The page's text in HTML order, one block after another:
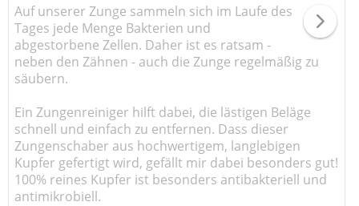
Auf unserer Zunge sammeln sich im Laufe des
Tages jede Menge Bakterien und
abgestorbene Zellen. Daher ist es ratsam -
neben den Zähnen - auch die Zunge regelmäßig zu
säubern.
Ein Zungenreiniger hilft dabei, die lästigen Beläge
schnell und einfach zu entfernen. Dass dieser
Zungenschaber aus hochwertigem, langlebigen
Kupfer gefertigt wird, gefällt mir dabei besonders gut!
100% reines Kupfer ist besonders antibakteriell und
antimikrobiell.